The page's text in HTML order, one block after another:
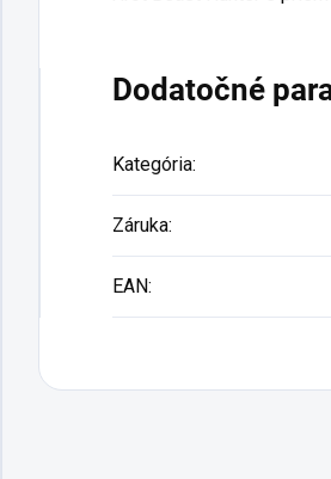
Dodatočné
Kategória:
Záruka:
EAN: